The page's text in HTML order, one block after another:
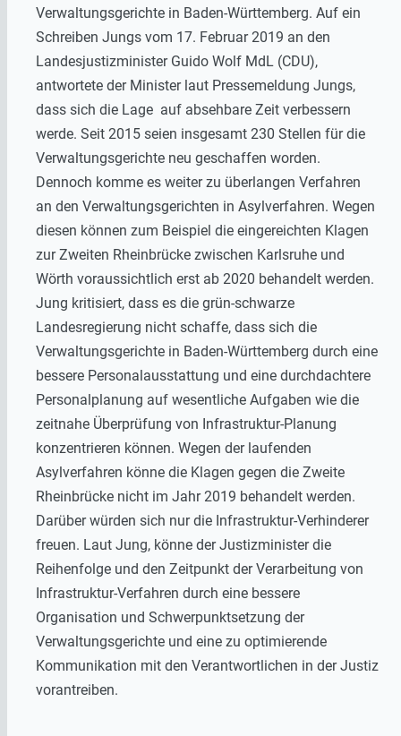
Verwaltungsgerichte in Baden-Württemberg. Auf ein
Schreiben Jungs vom 17. Februar 2019 an den
Landesjustizminister Guido Wolf MdL (CDU),
antwortete der Minister laut Pressemeldung Jungs,
dass sich die Lage auf absehbare Zeit verbessern
werde. Seit 2015 seien insgesamt 230 Stellen für die
Verwaltungsgerichte neu geschaffen worden.
Dennoch komme es weiter zu überlangen Verfahren
an den Verwaltungsgerichten in Asylverfahren. Wegen
diesen können zum Beispiel die eingereichten Klagen
zur Zweiten Rheinbrücke zwischen Karlsruhe und
Wörth voraussichtlich erst ab 2020 behandelt werden.
Jung kritisiert, dass es die grün-schwarze
Landesregierung nicht schaffe, dass sich die
Verwaltungsgerichte in Baden-Württemberg durch eine
bessere Personalausstattung und eine durchdachtere
Personalplanung auf wesentliche Aufgaben wie die
zeitnahe Überprüfung von Infrastruktur-Planung
konzentrieren können. Wegen der laufenden
Asylverfahren könne die Klagen gegen die Zweite
Rheinbrücke nicht im Jahr 2019 behandelt werden.
Darüber würden sich nur die Infrastruktur-Verhinderer
freuen. Laut Jung, könne der Justizminister die
Reihenfolge und den Zeitpunkt der Verarbeitung von
Infrastruktur-Verfahren durch eine bessere
Organisation und Schwerpunktsetzung der
Verwaltungsgerichte und eine zu optimierende
Kommunikation mit den Verantwortlichen in der Justiz
vorantreiben.